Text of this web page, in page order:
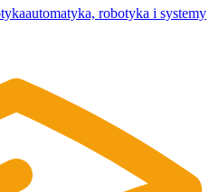
automatyka, robotyka i systemy